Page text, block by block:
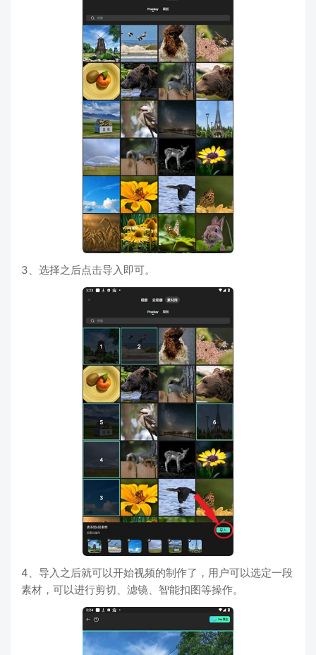
3、选择之后点击导入即可。
4、导入之后就可以开始视频的制作了，用户可以选定一段
素材，可以进行剪切、滤镜、智能扣图等操作。